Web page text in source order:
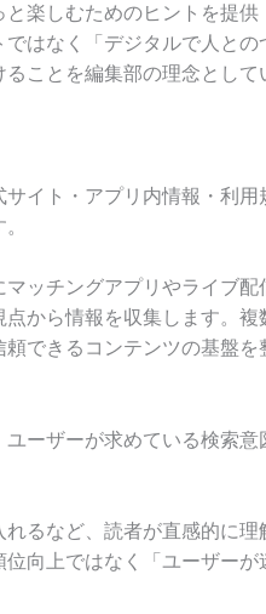
楽しむためのヒントを提供
はなく「デジタルで人と
ことを編集部の理念として
イト・アプリ内情報・利
ッチングアプリやライブ
から情報を収集します。
できるコンテンツの基盤を
ーザーが求めている検索
るなど、読者が直感的に
向上ではなく「ユーザー